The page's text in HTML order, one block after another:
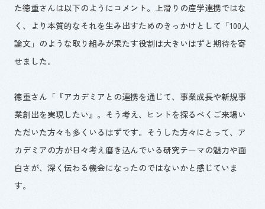
た徳重さんは以下のようにコメント。上滑りの産学連携ではな
く、より本質的なそれを生み出すためのきっかけとして「100人
論文」のような取り組みが果たす役割は大きいはずと期待を寄
せました。
徳重さん「『アカデミアとの連携を通じて、事業成長や新規事
業創出を実現したい』。そう考え、ヒントを探るべくご来場い
ただいた方々も多くいるはずです。そうした方々にとって、ア
カデミアの方が日々考え磨き込んでいる研究テーマの魅力や面
白さが、深く伝わる機会になったのではないかと感じていま
す。